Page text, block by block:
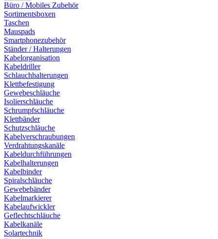
Büro / Mobiles Zubehör
Sortimentsboxen
Taschen
Mauspads
Smartphonezubehör
Ständer / Halterungen
Kabelorganisation
Kabeldriller
Schlauchhalterungen
Klettbefestigung
Gewebeschläuche
Isolierschläuche
Schrumpfschläuche
Klettbänder
Schutzschläuche
Kabelverschraubungen
Verdrahtungskanäle
Kabeldurchführungen
Kabelhalterungen
Kabelbinder
Spiralschläuche
Gewebebänder
Kabelmarkierer
Kabelaufwickler
Geflechtschläuche
Kabelkanäle
Solartechnik